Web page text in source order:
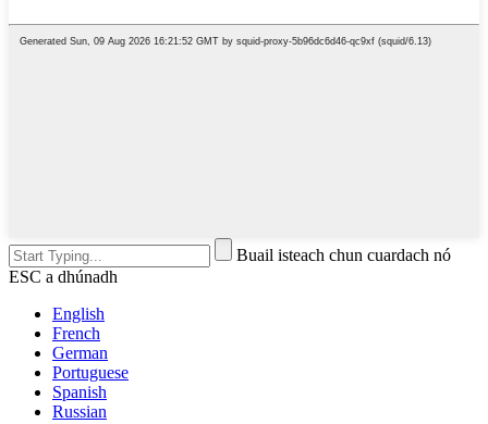
Buail isteach chun cuardach nó
ESC a dhúnadh
English
French
German
Portuguese
Spanish
Russian